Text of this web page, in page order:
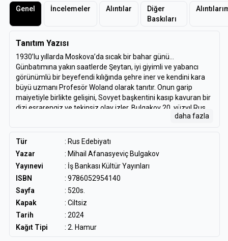
Genel İncelemeler Alıntılar
Diğer
Baskıları
Tanıtım Yazısı
1930’lu yıllarda Moskova’da sıcak bir bahar günü…
Günbatımına yakın saatlerde Şeytan, iyi giyimli ve yabancı
görünümlü bir beyefendi kılığında şehre iner ve kendini kara
büyü uzmanı Profesör Woland olarak tanıtır. Onun garip
maiyetiyle birlikte gelişini, Sovyet başkentini kasıp kavuran bir
dizi esrarengiz ve tekinsiz olay izler. Bulgakov 20. yüzyıl Rus
arasında baş döndürücü zikzaklar çizerek sürdürür anlatısını.
Stalin rejiminin en karanlık günlerinde yazılan Usta ve
Margarita, Sovyet yaşam tarzına yönelik keskin bir hiciv, dinsel
bir alegori, komik bir fantezi olduğu kadar, dokunaklı bir aşk
öyküsüdür de aynı zamanda. Bulgakov’un yaşamının son
günlerine dek üzerinde çalıştığı roman, uzun süre
yasaklanmış, yazarın ölümünden yıllar sonra, üstelik
sansürlenmiş haliyle 1966’da yayımlanabilmiştir ancak.
daha fazla
Tür : Rus Edebiyatı
Yazar
: Mihail Afanasyeviç Bulgakov
Yayınevi
: İş Bankası Kültür Yayınları
ISBN
: 9786052954140
Sayfa
: 520s.
Kapak
: Ciltsiz
Tarih
: 2024
Kağıt Tipi
: 2. Hamur